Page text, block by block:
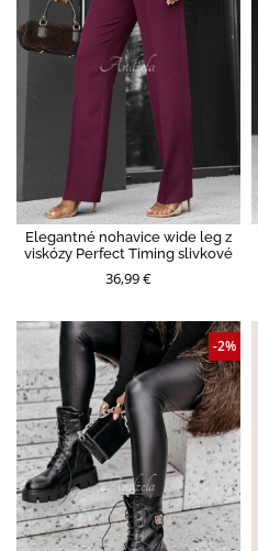
Elegantné nohavice wide leg z
viskózy Perfect Timing slivkové
36,99 €
-2%